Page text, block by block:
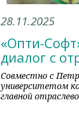
28.11.2025
«Опти-
диалог с
Совместно с
университетом
главной